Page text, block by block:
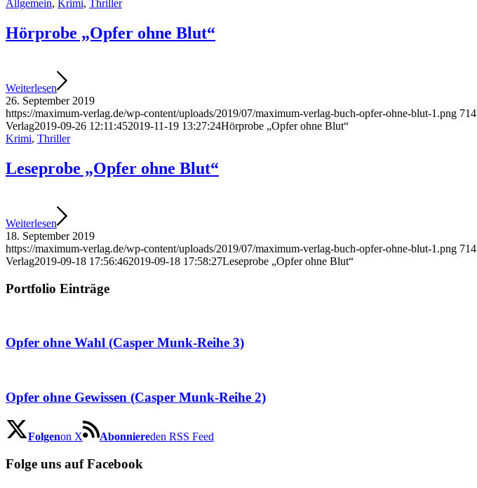
Allgemein, Krimi, Thriller
Hörprobe „Opfer ohne Blut“
Weiterlesen
26. September 2019
https://maximum-verlag.de/wp-content/uploads/2019/07/maximum-verlag-buch-opfer-ohne-blut-1.png 714
Verlag2019-09-26 12:11:452019-11-19 13:27:24Hörprobe „Opfer ohne Blut“
Krimi, Thriller
Leseprobe „Opfer ohne Blut“
Weiterlesen
18. September 2019
https://maximum-verlag.de/wp-content/uploads/2019/07/maximum-verlag-buch-opfer-ohne-blut-1.png 714
Verlag2019-09-18 17:56:462019-09-18 17:58:27Leseprobe „Opfer ohne Blut“
Portfolio Einträge
Opfer ohne Wahl (Casper Munk-Reihe 3)
Opfer ohne Gewissen (Casper Munk-Reihe 2)
Folgenon X Abonniereden RSS Feed
Folge uns auf Facebook